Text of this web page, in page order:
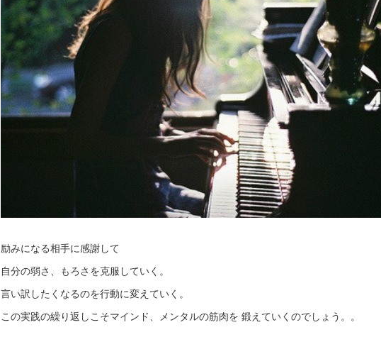
励みになる相手に感謝して
自分の弱さ、もろさを克服していく。
言い訳したくなるのを行動に変えていく。
この実践の繰り返しこそマインド、メンタルの筋肉を 鍛えていくのでしょう。。